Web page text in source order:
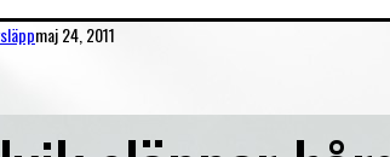
maj 24, 2011